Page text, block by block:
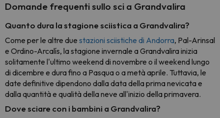
Domande frequenti sullo sci a Grandvalira
Quanto dura la stagione sciistica a Grandvalira?
Come per le altre due stazioni sciistiche di Andorra, Pal-Arinsal
e Ordino-Arcalís, la stagione invernale a Grandvalira inizia
solitamente l'ultimo weekend di novembre o il weekend lungo
di dicembre e dura fino a Pasqua o a metà aprile. Tuttavia, le
date definitive dipendono dalla data della prima nevicata e
dalla quantità e qualità della neve all'inizio della primavera.
Dove sciare con i bambini a Grandvalira?